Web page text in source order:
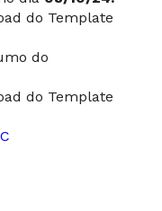
do Template
do
do Template